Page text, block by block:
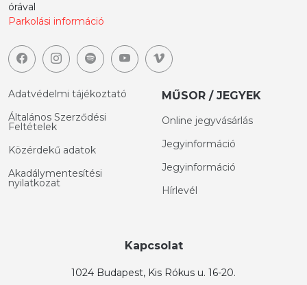
órával
Parkolási információ
Adatvédelmi tájékoztató
Általános Szerződési
Feltételek
Közérdekű adatok
Akadálymentesítési
nyilatkozat
MŰSOR / JEGYEK
Online jegyvásárlás
Jegyinformáció
Jegyinformáció
Hírlevél
Kapcsolat
1024 Budapest, Kis Rókus u. 16-20.